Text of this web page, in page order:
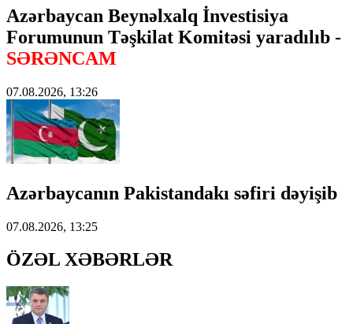
Azərbaycan Beynəlxalq İnvestisiya
Forumunun Təşkilat Komitəsi yaradılıb -
SƏRƏNCAM
07.08.2026, 13:26
Azərbaycanın Pakistandakı səfiri dəyişib
07.08.2026, 13:25
ÖZƏL XƏBƏRLƏR